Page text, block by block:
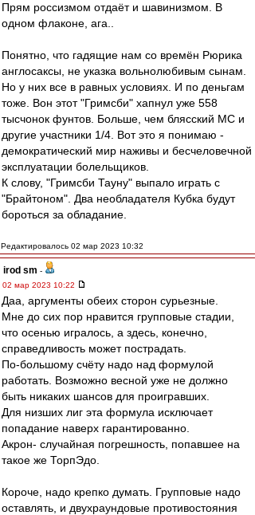
Прям россизмом отдаёт и шавинизмом. В
одном флаконе, ага..
Понятно, что гадящие нам со времён Рюрика
англосаксы, не указка вольнолюбивым сынам.
Но у них все в равных условиях. И по деньгам
тоже. Вон этот "Гримсби" хапнул уже 558
тысчонок фунтов. Больше, чем блясский МС и
другие участники 1/4. Вот это я понимаю -
демократический мир наживы и бесчеловечной
эксплуатации болельщиков.
К слову, "Гримсби Тауну" выпало играть с
"Брайтоном". Два необладателя Кубка будут
бороться за обладание.
Редактировалось 02 мар 2023 10:32
irod sm -
02 мар 2023 10:22
Даа, аргументы обеих сторон сурьезные.
Мне до сих пор нравится групповые стадии,
что осенью игралось, а здесь, конечно,
справедливость может пострадать.
По-большому счёту надо над формулой
работать. Возможно весной уже не должно
быть никаких шансов для проигравших.
Для низших лиг эта формула исключает
попадание наверх гарантированно.
Акрон- случайная погрешность, попавшее на
такое же ТорпЭдо.
Короче, надо крепко думать. Групповые надо
оставлять, и двухраундовые противостояния